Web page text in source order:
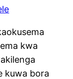
kwa
kuwa bora